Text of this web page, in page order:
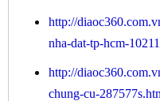
http://
nha-dat-tp-hcm-
http://
chung-cu-